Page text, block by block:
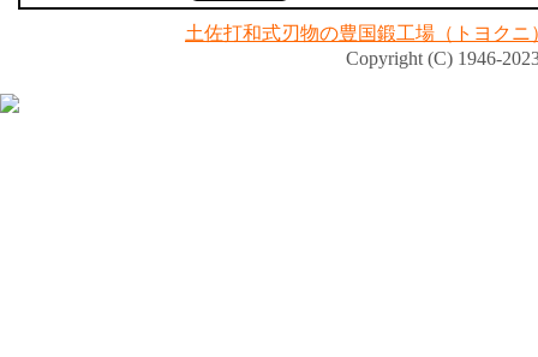
土佐打和式刃物の豊国鍛工場（トヨクニ
Copyright (C) 1946-